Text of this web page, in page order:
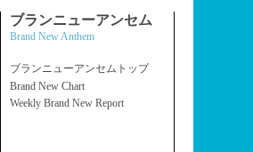
ブランニューアンセム
Brand New Anthem
ブランニューアンセムトップ
Brand New Chart
Weekly Brand New Report